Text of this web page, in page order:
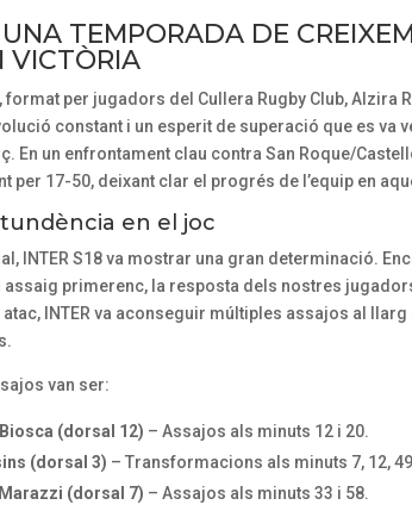
UNA TEMPORADA DE
VICTÒRIA
format per jugadors del Cullera Rugby Club, Alzira
constant i un esperit de superació que es va
En un enfrontament clau contra San Roque/
per 17-50, deixant clar el progrés de l’equip en
en el joc
INTER S18 va mostrar una gran determinació.
primerenc, la resposta dels nostres
INTER va aconseguir múltiples assajos al
van ser:
(dorsal 12) – Assajos als minuts 12 i 20.
(dorsal 3) – Transformacions als minuts 7, 12,
(dorsal 7) – Assajos als minuts 33 i 58.